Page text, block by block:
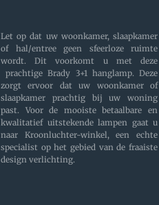
Let op dat uw woonkamer, slaapkamer
of hal/entree geen sfeerloze ruimte
wordt. Dit voorkomt u met deze
prachtige Brady 3+1 hanglamp. Deze
zorgt ervoor dat uw woonkamer of
slaapkamer prachtig bij uw woning
past. Voor de mooiste betaalbare en
kwalitatief uitstekende lampen gaat u
naar Kroonluchter-winkel, een echte
specialist op het gebied van de fraaiste
design verlichting.